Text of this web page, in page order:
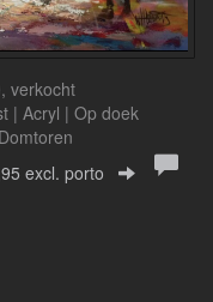
verkocht
| Acryl | Op doek
excl. porto